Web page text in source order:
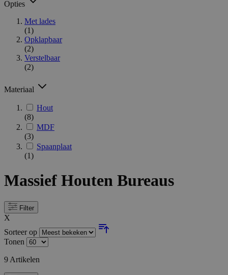
Opties
Met lades
(1)
Opklapbaar
(2)
Verstelbaar
(2)
Materiaal
Hout
(8)
MDF
(3)
Spaanplaat
(1)
Massief Houten Bureaus
Filter
X
Sorteer op
Tonen
9 Artikelen